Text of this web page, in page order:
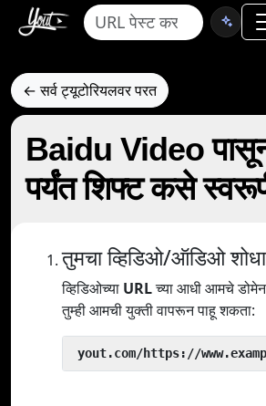
← सर्व ट्यूटोरियलवर परत
Baidu Video
पर्यंत शिफ्ट कसे
तुमचा व्हिडिओ/ऑडिओ शोधा
व्हिडिओच्या URLच्या आधी आमचे
तुम्ही आमची युक्ती वापरून पाहू शकता:
yout.com/https://